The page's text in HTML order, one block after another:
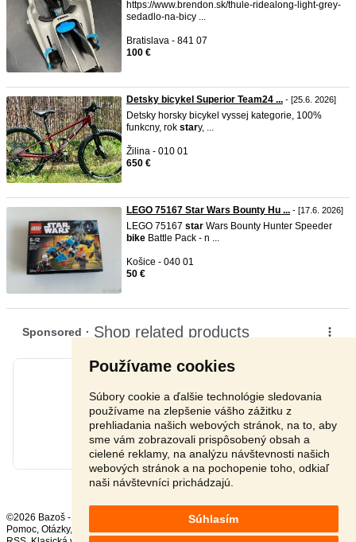
Používame cookies
Súbory cookie a ďalšie technológie sledovania
používame na zlepšenie vášho zážitku z
prehliadania našich webových stránok, na to, aby
sme vám zobrazovali prispôsobený obsah a
cielené reklamy, na analýzu návštevnosti našich
webových stránok a na pochopenie toho, odkiaľ
naši návštevníci prichádzajú.
Súhlasím
https://www.brendon.sk/thule-ridealong-light-grey-
sedadlo-na-bicy ...
Bratislava - 841 07
100 €
Detsky bicykel Superior Team24 ... - [25.6. 2026]
Detsky horsky bicykel vyssej kategorie, 100%
funkcny, rok stary, ...
Žilina - 010 01
650 €
LEGO 75167 Star Wars Bounty Hu ... - [17.6. 2026]
LEGO 75167 star Wars Bounty Hunter Speeder
bike Battle Pack - n ...
Košice - 040 01
50 €
©2026 Bazoš -
Pomoc, Otázky, Hodnotenie